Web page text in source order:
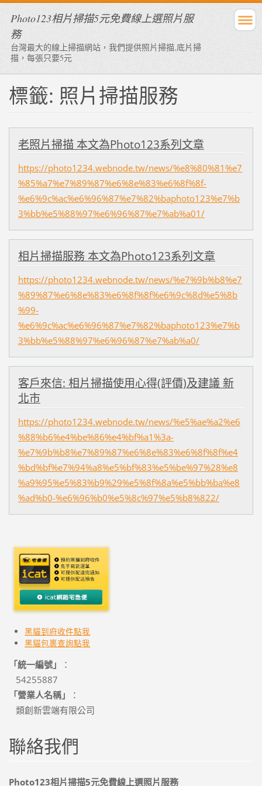
Photo123相片掃描5元免費線上選照片服
務
台灣最大的線上掃描網站，我們提供照片掃描,底片掃
描，每張只要5元
標籤: 照片掃描服務
老照片掃描 本文為Photo123系列文章
https://photo1234.webnode.tw/news/%e8%80%81%e7
%85%a7%e7%89%87%e6%8e%83%e6%8f%8f-
%e6%9c%ac%e6%96%87%e7%82%baphoto123%e7%b
3%bb%e5%88%97%e6%96%87%e7%ab%a01/
相片掃描服務 本文為Photo123系列文章
https://photo1234.webnode.tw/news/%e7%9b%b8%e7
%89%87%e6%8e%83%e6%8f%8f%e6%9c%8d%e5%8b
%99-
%e6%9c%ac%e6%96%87%e7%82%baphoto123%e7%b
3%bb%e5%88%97%e6%96%87%e7%ab%a0/
客戶來信: 相片掃描使用心得(評價)及建議 新
北市
https://photo1234.webnode.tw/news/%e5%ae%a2%e6
%88%b6%e4%be%86%e4%bf%a1%3a-
%e7%9b%b8%e7%89%87%e6%8e%83%e6%8f%8f%e4
%bd%bf%e7%94%a8%e5%bf%83%e5%be%97%28%e8
%a9%95%e5%83%b9%29%e5%8f%8a%e5%bb%ba%e8
%ad%b0-%e6%96%b0%e5%8c%97%e5%b8%822/
黑貓到府收件點我
黑貓包裹查詢點我
「統一編號」
：
54255887
「營業人名稱」
：
類創新雲端有限公司
聯絡我們
Photo123相片掃描5元免費線上選照片服務